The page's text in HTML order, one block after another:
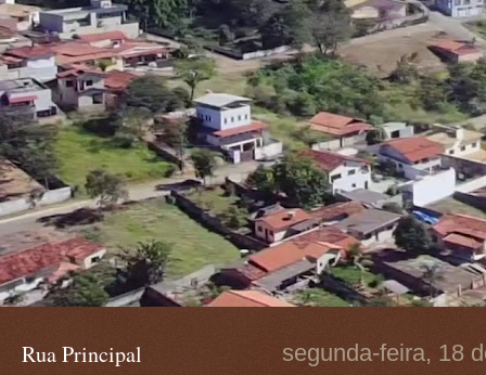
segunda-feira, 18
Rua Principal